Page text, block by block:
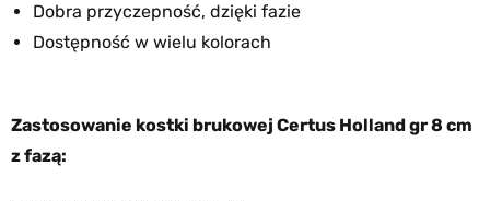
Dobra przyczepność, dzięki fazie
Dostępność w wielu kolorach
Zastosowanie kostki brukowej Certus Holland gr 8 cm
z fazą: